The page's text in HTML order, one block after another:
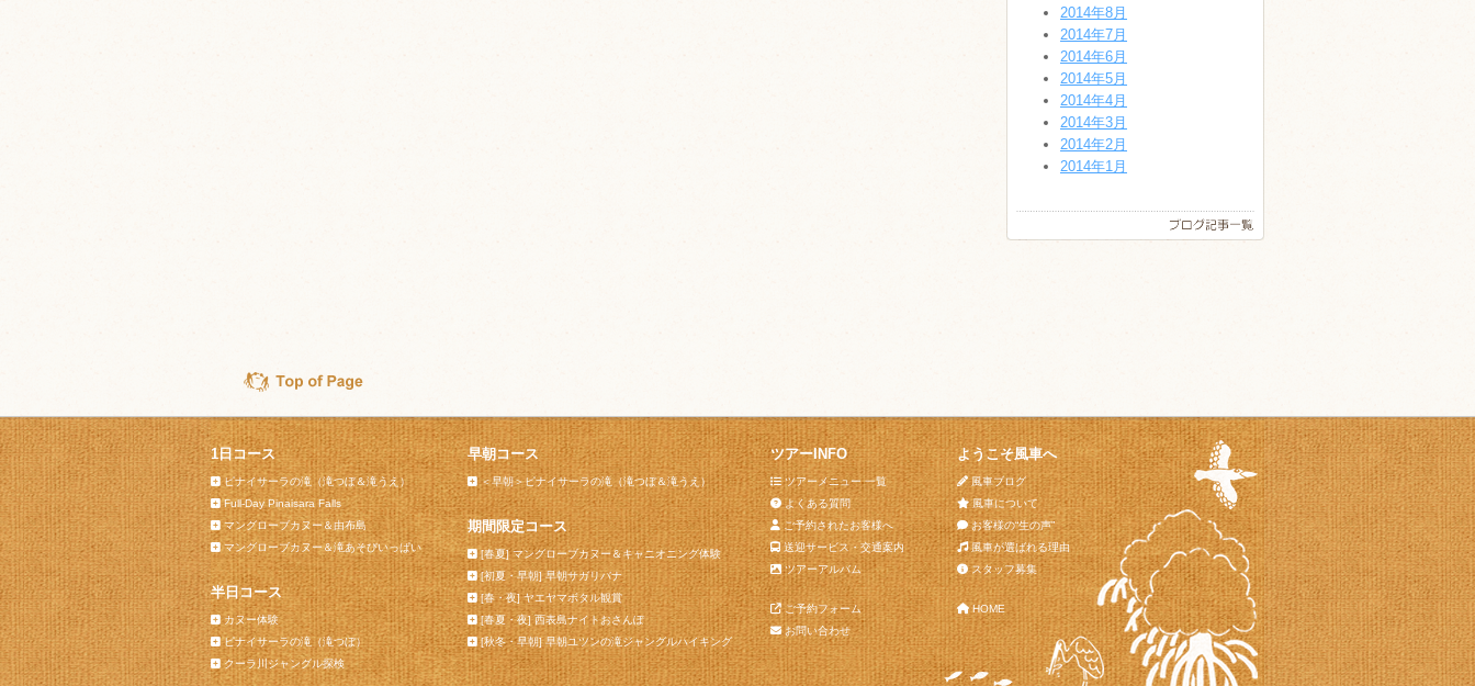
2014年8月
2014年7月
2014年6月
2014年5月
2014年4月
2014年3月
2014年2月
2014年1月
1日コース
ピナイサーラの滝（滝つぼ＆滝うえ）
Full-Day Pinaisara Falls
マングローブカヌー＆由布島
マングローブカヌー＆滝あそびいっぱい
半日コース
カヌー体験
ピナイサーラの滝（滝つぼ）
クーラ川ジャングル探検
早朝コース
＜早朝＞ピナイサーラの滝（滝つぼ＆滝うえ）
期間限定コース
[春夏] マングローブカヌー＆キャニオニング体験
[初夏・早朝] 早朝サガリバナ
[春・夜] ヤエヤマボタル観賞
[春夏・夜] 西表島ナイトおさんぽ
[秋冬・早朝] 早朝ユツンの滝ジャングルハイキング
ツアーINFO
ツアーメニュー 一覧
よくある質問
ご予約されたお客様へ
送迎サービス・交通案内
ツアーアルバム
ご予約フォーム
お問い合わせ
ようこそ風車へ
風車ブログ
風車について
お客様の“生の声”
風車が選ばれる理由
スタッフ募集
HOME